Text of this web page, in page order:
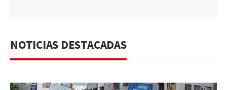
NOTICIAS DESTACADAS